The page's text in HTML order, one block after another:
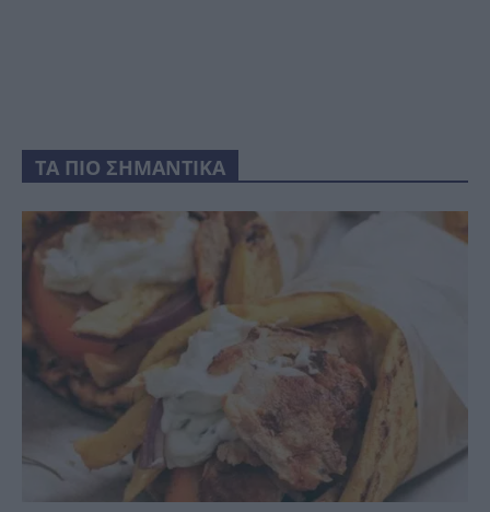
ΤΑ ΠΙΟ ΣΗΜΑΝΤΙΚΑ